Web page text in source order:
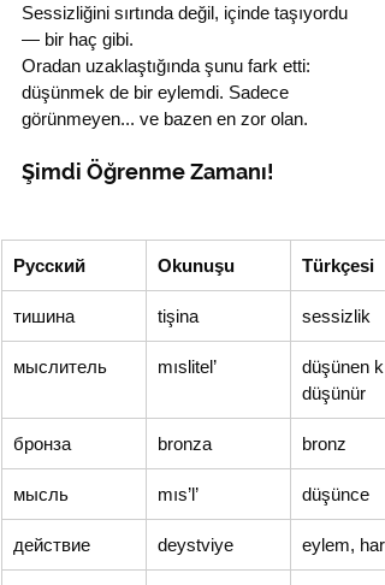
Sessizliğini sırtında değil, içinde taşıyordu
— bir haç gibi.
Oradan uzaklaştığında şunu fark etti:
düşünmek de bir eylemdi. Sadece
görünmeyen... ve bazen en zor olan.
Şimdi Öğrenme Zamanı!
Русский Okunuşu Türkçesi
тишина tişina sessizlik
мыслитель mıslitel’
düşünen
düşünür
бронза bronza bronz
мысль mıs’l’ düşünce
действие deystviye eylem,